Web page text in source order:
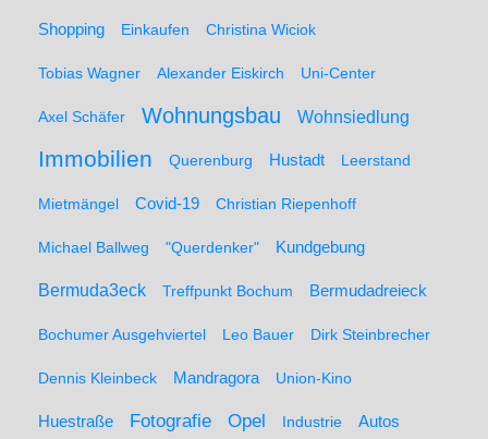
Shopping Einkaufen Christina Wiciok
Tobias Wagner Alexander Eiskirch Uni-Center
Axel Schäfer Wohnungsbau Wohnsiedlung
Immobilien Querenburg Hustadt Leerstand
Mietmängel Covid-19 Christian Riepenhoff
Michael Ballweg "Querdenker" Kundgebung
Bermuda3eck Treffpunkt Bochum Bermudadreieck
Bochumer Ausgehviertel Leo Bauer Dirk Steinbrecher
Dennis Kleinbeck Mandragora Union-Kino
Huestraße Fotografie Opel Industrie Autos